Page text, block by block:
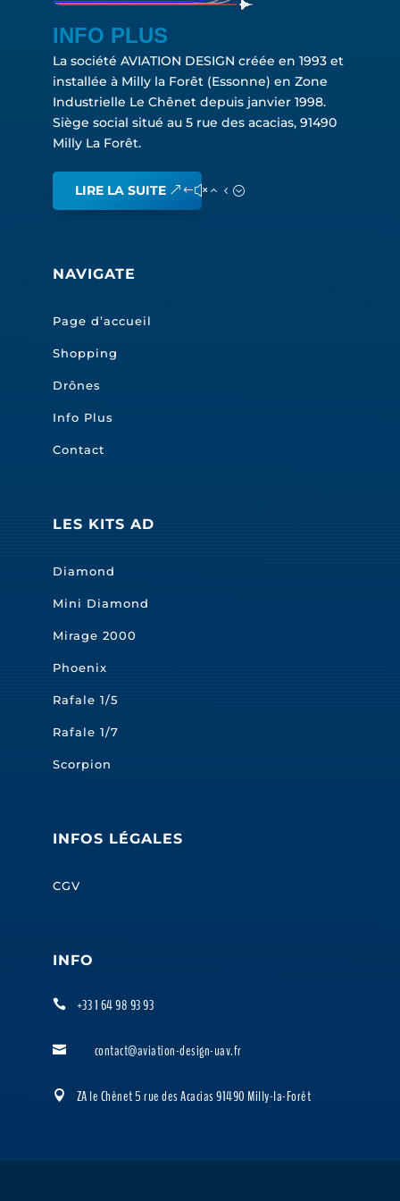
INFO PLUS
La société AVIATION DESIGN créée en 1993 et
installée à Milly la Forêt (Essonne) en Zone
Industrielle Le Chênet depuis janvier 1998.
Siège social situé au 5 rue des acacias, 91490
Milly La Forêt.
LIRE LA SUITE
NAVIGATE
Page d’accueil
Shopping
Drônes
Info Plus
Contact
LES KITS AD
Diamond
Mini Diamond
Mirage 2000
Phoenix
Rafale 1/5
Rafale 1/7
Scorpion
INFOS LÉGALES
CGV
INFO
 +33 1 64 98 93 93
 contact@aviation-design-uav.fr
 ZA le Chênet 5 rue des Acacias 91490 Milly-la-Forêt